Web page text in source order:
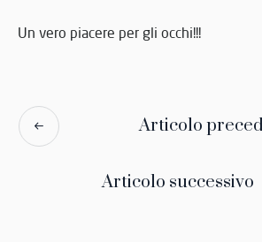
Un vero piacere per gli occhi!!!
Articolo
Articolo successivo